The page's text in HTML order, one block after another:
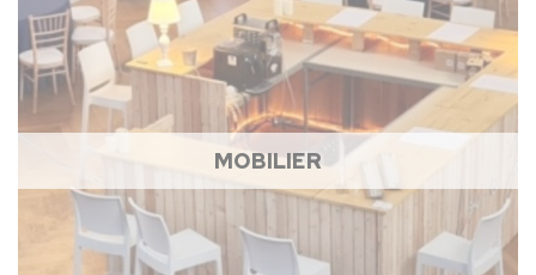
MOBILIER